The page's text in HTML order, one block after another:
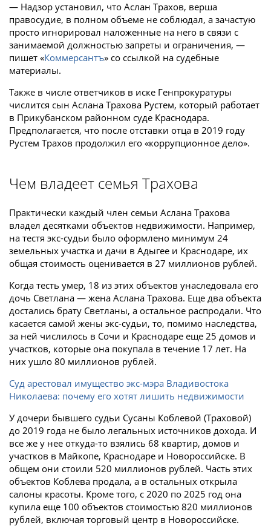
— Надзор установил, что Аслан Трахов, верша
правосудие, в полном объеме не соблюдал, а зачастую
просто игнорировал наложенные на него в связи с
занимаемой должностью запреты и ограничения, —
пишет «Коммерсантъ» со ссылкой на судебные
материалы.
Также в числе ответчиков в иске Генпрокуратуры
числится сын Аслана Трахова Рустем, который работает
в Прикубанском районном суде Краснодара.
Предполагается, что после отставки отца в 2019 году
Рустем Трахов продолжил его «коррупционное дело».
Чем владеет семья Трахова
Практически каждый член семьи Аслана Трахова
владел десятками объектов недвижимости. Например,
на тестя экс-судьи было оформлено минимум 24
земельных участка и дачи в Адыгее и Краснодаре, их
общая стоимость оценивается в 27 миллионов рублей.
Когда тесть умер, 18 из этих объектов унаследовала его
дочь Светлана — жена Аслана Трахова. Еще два объекта
достались брату Светланы, а остальное распродали. Что
касается самой жены экс-судьи, то, помимо наследства,
за ней числилось в Сочи и Краснодаре еще 25 домов и
участков, которые она покупала в течение 17 лет. На
них ушло 80 миллионов рублей.
Суд арестовал имущество экс-мэра Владивостока
Николаева: почему его хотят лишить недвижимости
У дочери бывшего судьи Сусаны Коблевой (Траховой)
до 2019 года не было легальных источников дохода. И
все же у нее откуда-то взялись 68 квартир, домов и
участков в Майкопе, Краснодаре и Новороссийске. В
общем они стоили 520 миллионов рублей. Часть этих
объектов Коблева продала, а в остальных открыла
салоны красоты. Кроме того, с 2020 по 2025 год она
купила еще 100 объектов стоимостью 820 миллионов
рублей, включая торговый центр в Новороссийске.